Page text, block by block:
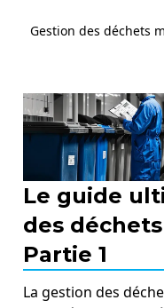
Gestion des déchets
Le guide
des
Partie 1
La gestion des